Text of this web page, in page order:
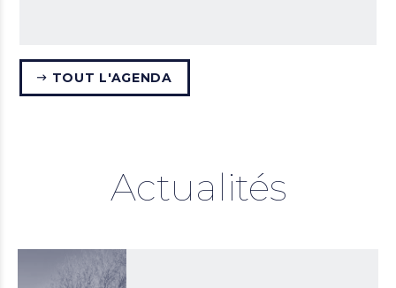
TOUT L'AGENDA
Actualités